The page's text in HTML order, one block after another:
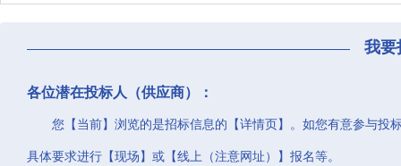
我要
各位潜在投标人（供应商）：
您【当前】浏览的是招标信息的【详情页】。如您有意参与投
具体要求进行【现场】或【线上（注意网址）】报名等。